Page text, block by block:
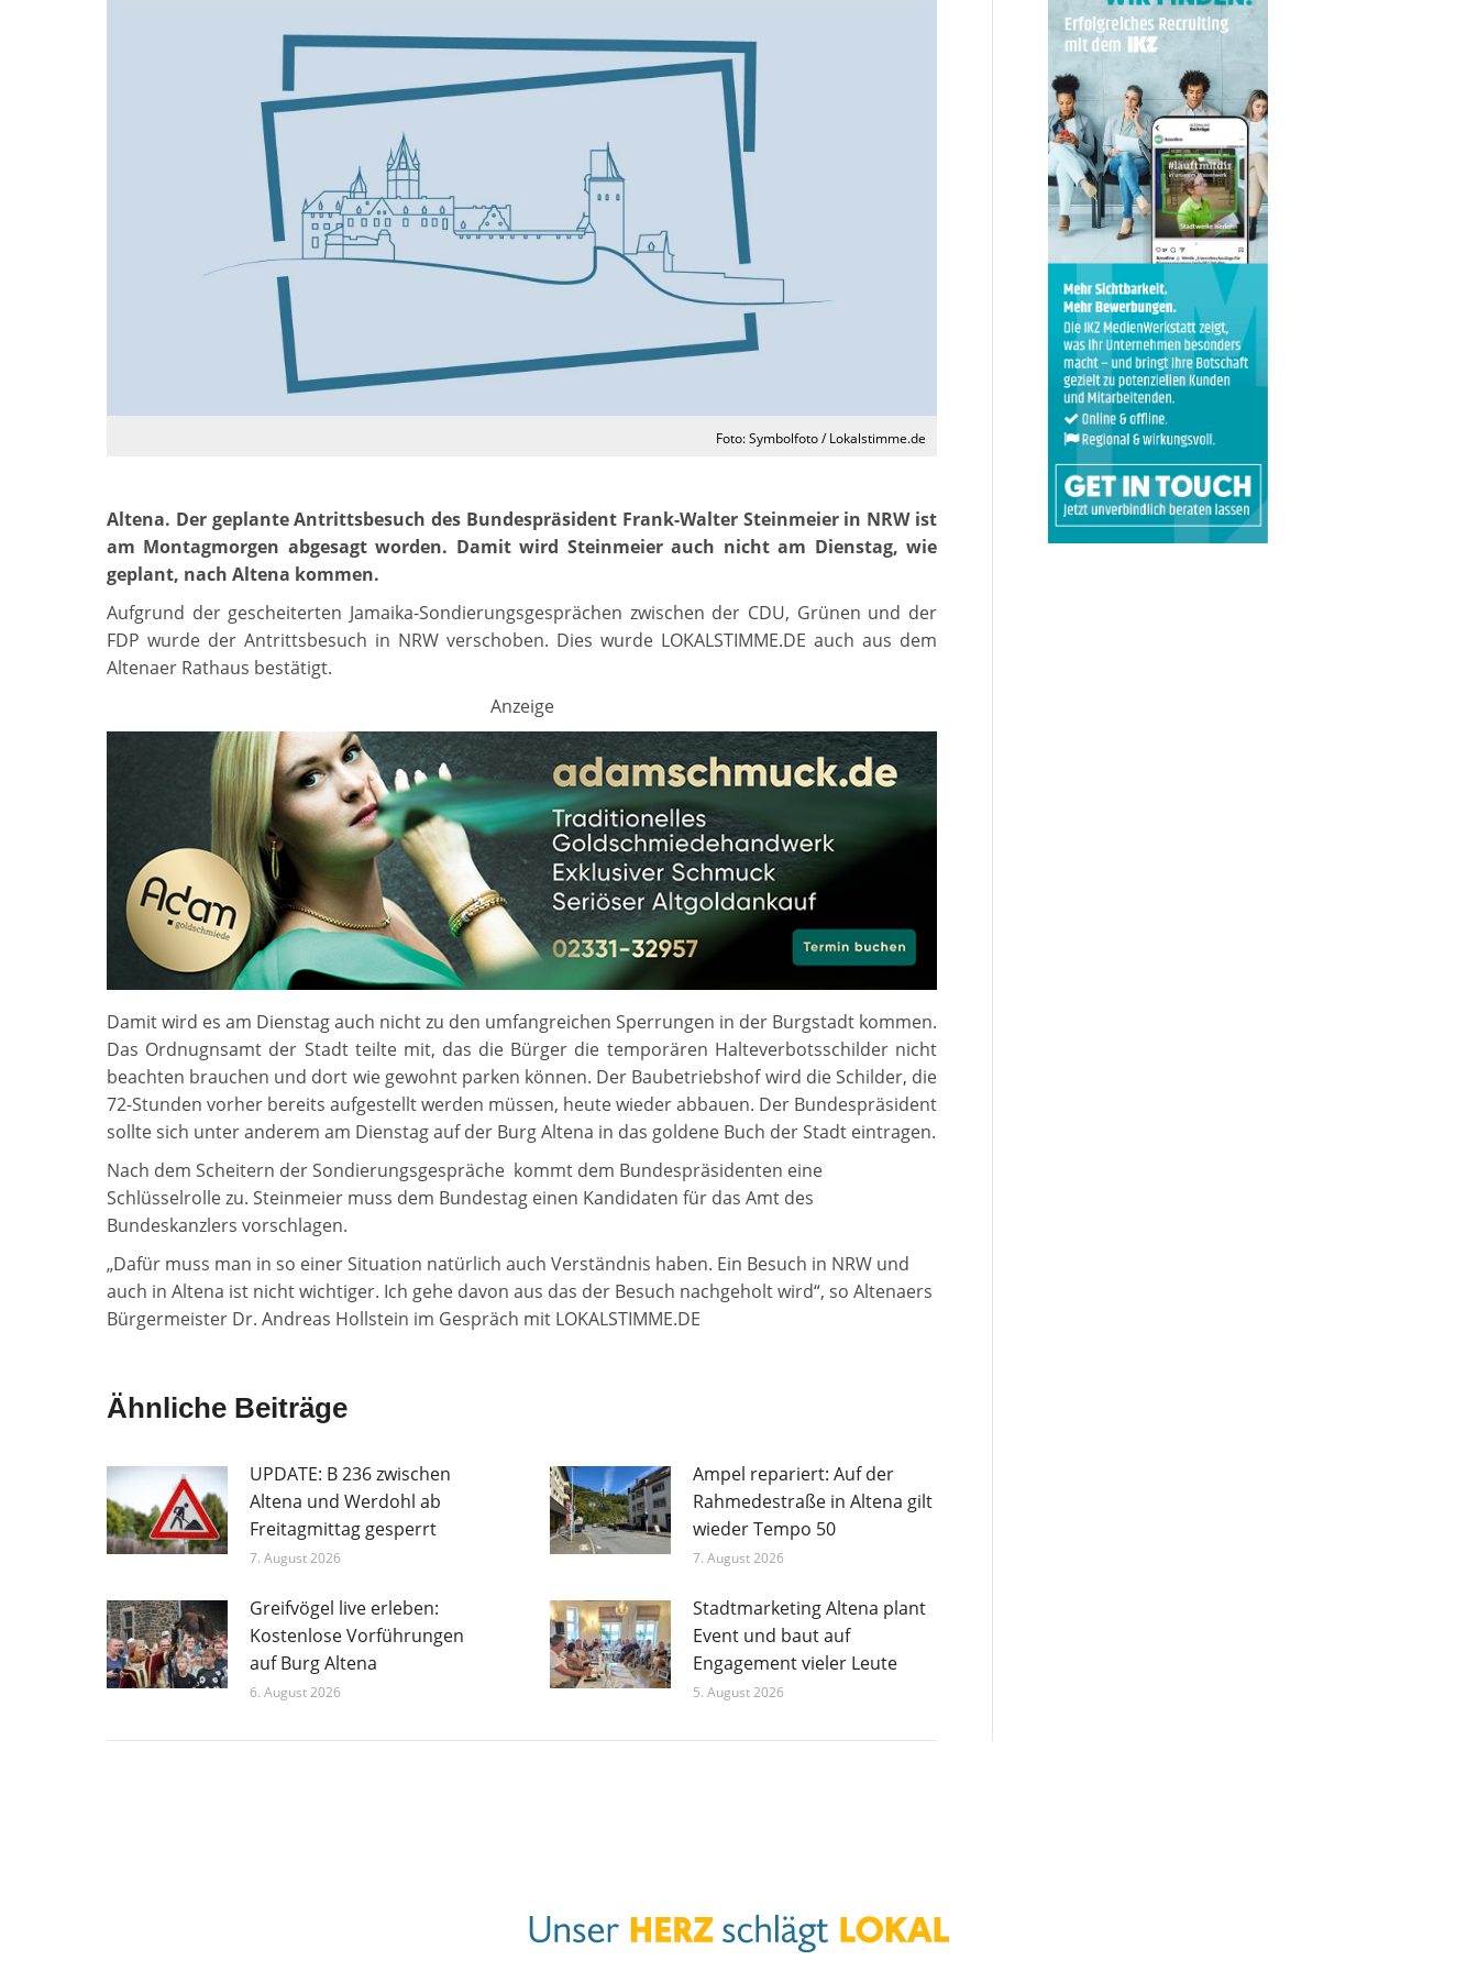
Foto: Symbolfoto / Lokalstimme.de
Altena. Der geplante Antrittsbesuch des Bundespräsident Frank-Walter Steinmeier in NRW ist
am Montagmorgen abgesagt worden. Damit wird Steinmeier auch nicht am Dienstag, wie
geplant, nach Altena kommen.
Aufgrund der gescheiterten Jamaika-Sondierungsgesprächen zwischen der CDU, Grünen und der
FDP wurde der Antrittsbesuch in NRW verschoben. Dies wurde LOKALSTIMME.DE auch aus dem
Altenaer Rathaus bestätigt.
Anzeige
Damit wird es am Dienstag auch nicht zu den umfangreichen Sperrungen in der Burgstadt kommen.
Das Ordnugnsamt der Stadt teilte mit, das die Bürger die temporären Halteverbotsschilder nicht
beachten brauchen und dort wie gewohnt parken können. Der Baubetriebshof wird die Schilder, die
72-Stunden vorher bereits aufgestellt werden müssen, heute wieder abbauen. Der Bundespräsident
sollte sich unter anderem am Dienstag auf der Burg Altena in das goldene Buch der Stadt eintragen.
Nach dem Scheitern der Sondierungsgespräche kommt dem Bundespräsidenten eine
Schlüsselrolle zu. Steinmeier muss dem Bundestag einen Kandidaten für das Amt des
Bundeskanzlers vorschlagen.
„Dafür muss man in so einer Situation natürlich auch Verständnis haben. Ein Besuch in NRW und
auch in Altena ist nicht wichtiger. Ich gehe davon aus das der Besuch nachgeholt wird“, so Altenaers
Bürgermeister Dr. Andreas Hollstein im Gespräch mit LOKALSTIMME.DE
Ähnliche Beiträge
UPDATE: B 236 zwischen
Altena und Werdohl ab
Freitagmittag gesperrt
7. August 2026
Ampel repariert: Auf der
Rahmedestraße in Altena gilt
wieder Tempo 50
7. August 2026
Greifvögel live erleben:
Kostenlose Vorführungen
auf Burg Altena
6. August 2026
Stadtmarketing Altena plant
Event und baut auf
Engagement vieler Leute
5. August 2026